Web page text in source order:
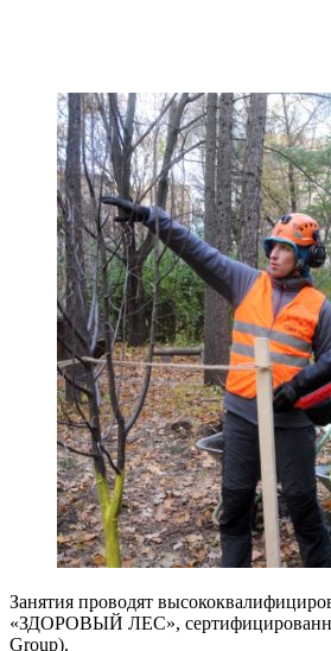
Занятия проводят
«ЗДОРОВЫЙ ЛЕС», сертифицированные
Group).